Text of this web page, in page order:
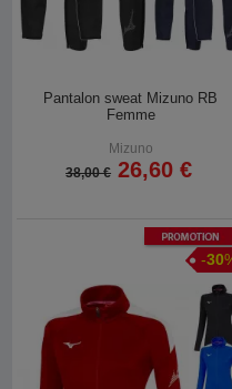
Pantalon sweat Mizuno RB
Femme
Mizuno
38,00 € 26,60 €
Promotion
-30